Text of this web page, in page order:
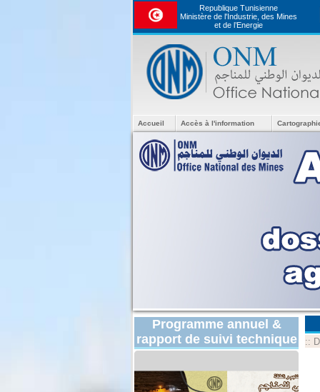
Republique Tunisienne
Ministère de l'Industrie, des Mines
et de l’Energie
Accueil Accès à l'information
Programme annuel &
rapport de suivi technique
::